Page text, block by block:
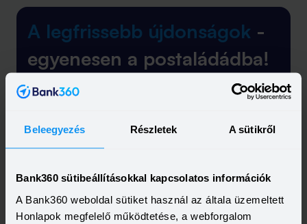
Beleegyezés Részletek A sütikről
Bank360 sütibeállításokkal kapcsolatos információk
A Bank360 weboldal sütiket használ az általa üzemeltett
Honlapok megfelelő működtetése, a webforgalom
A legfrissebb újdonságok -
egyenesen a postaládádba!
Elolvastam és elfogadom a Bank360